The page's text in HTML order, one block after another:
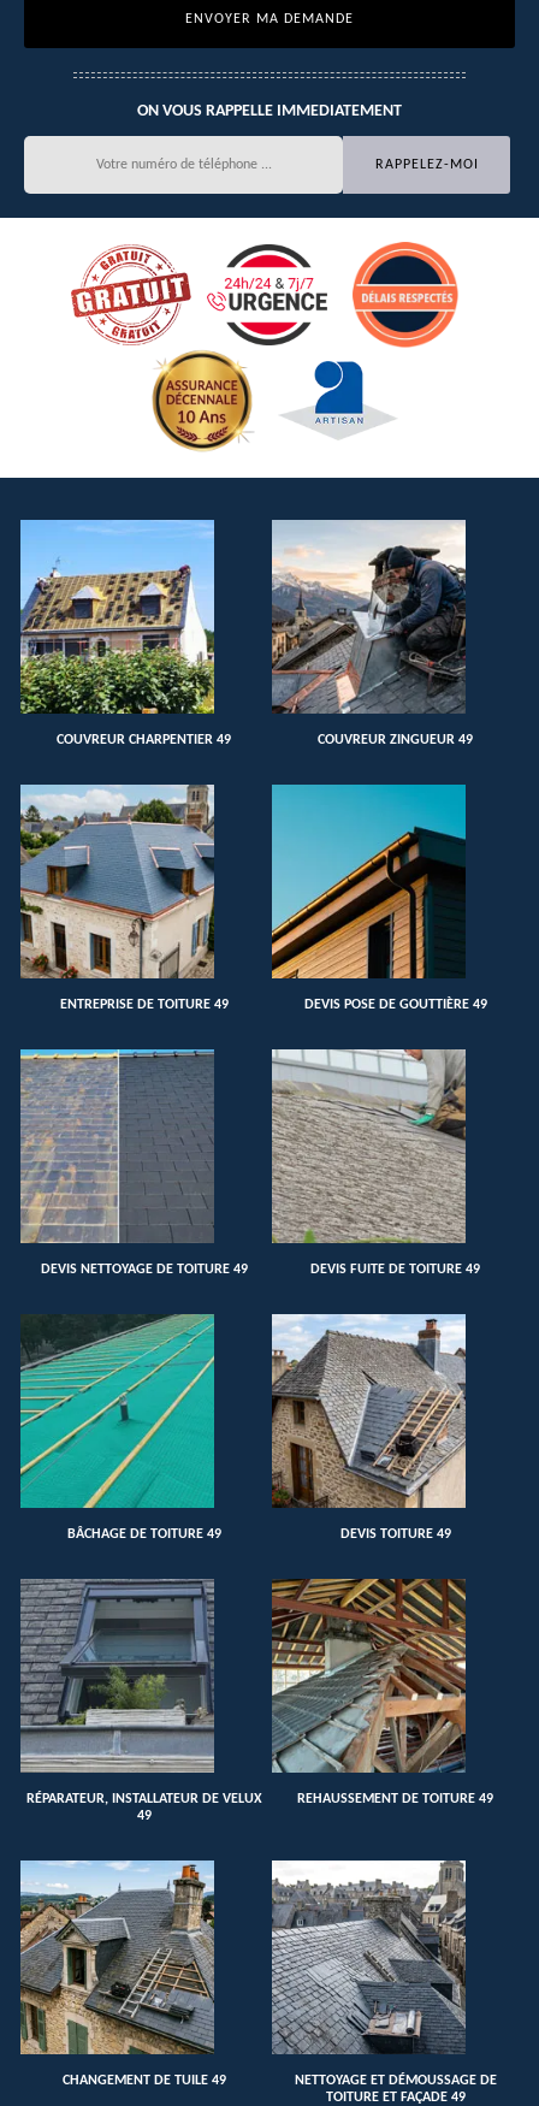
ON VOUS RAPPELLE IMMEDIATEMENT
COUVREUR CHARPENTIER 49 COUVREUR ZINGUEUR 49
ENTREPRISE DE TOITURE 49 DEVIS POSE DE GOUTTIÈRE 49
DEVIS NETTOYAGE DE TOITURE 49 DEVIS FUITE DE TOITURE 49
BÂCHAGE DE TOITURE 49 DEVIS TOITURE 49
RÉPARATEUR, INSTALLATEUR DE VELUX
49
REHAUSSEMENT DE TOITURE 49
CHANGEMENT DE TUILE 49
NETTOYAGE ET DÉMOUSSAGE DE
TOITURE ET FAÇADE 49